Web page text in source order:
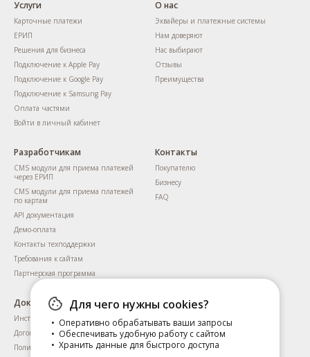
Услуги
Карточные платежи
ЕРИП
Решения для бизнеса
Подключение к Apple Pay
Подключение к Google Pay
Подключение к Samsung Pay
Оплата частями
Войти в личный кабинет
О нас
Эквайеры и платежные системы
Нам доверяют
Нас выбирают
Отзывы
Преимущества
Разработчикам
CMS модули для приема платежей
через ЕРИП
CMS модули для приема платежей
по картам
API документация
Демо-оплата
Контакты техподдержки
Требования к сайтам
Партнерская программа
Контакты
Покупателю
Бизнесу
FAQ
Документы
Инструкция для пользователей
Договоры
Политика приватности
Для чего нужны cookies?
Оперативно обрабатывать ваши запросы
Обеспечивать удобную работу с сайтом
Хранить данные для быстрого доступа